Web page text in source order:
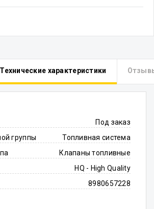
Технические характеристики
Под заказ
группы
Топливная система
Клапаны топливные
HQ - High Quality
8980657228